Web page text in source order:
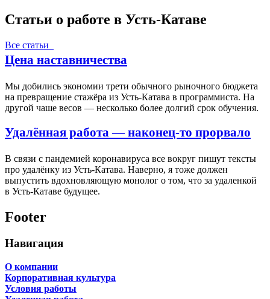
Статьи о работе в Усть-Катаве
Все статьи
Цена наставничества
Мы добились экономии трети обычного рыночного бюджета
на превращение стажёра из Усть-Катава в программиста. На
другой чаше весов — несколько более долгий срок обучения.
Удалённая работа — наконец-то прорвало
В связи с пандемией коронавируса все вокруг пишут тексты
про удалёнку из Усть-Катава. Наверно, я тоже должен
выпустить вдохновляющую монолог о том, что за удаленкой
в Усть-Катаве будущее.
Footer
Навигация
О компании
Корпоративная культура
Условия работы